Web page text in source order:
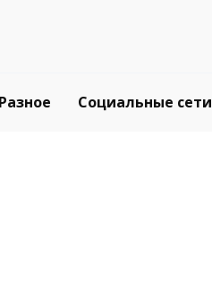
Разное Социальные сети